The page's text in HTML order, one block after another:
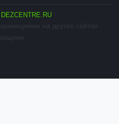
DEZCENTRE.RU